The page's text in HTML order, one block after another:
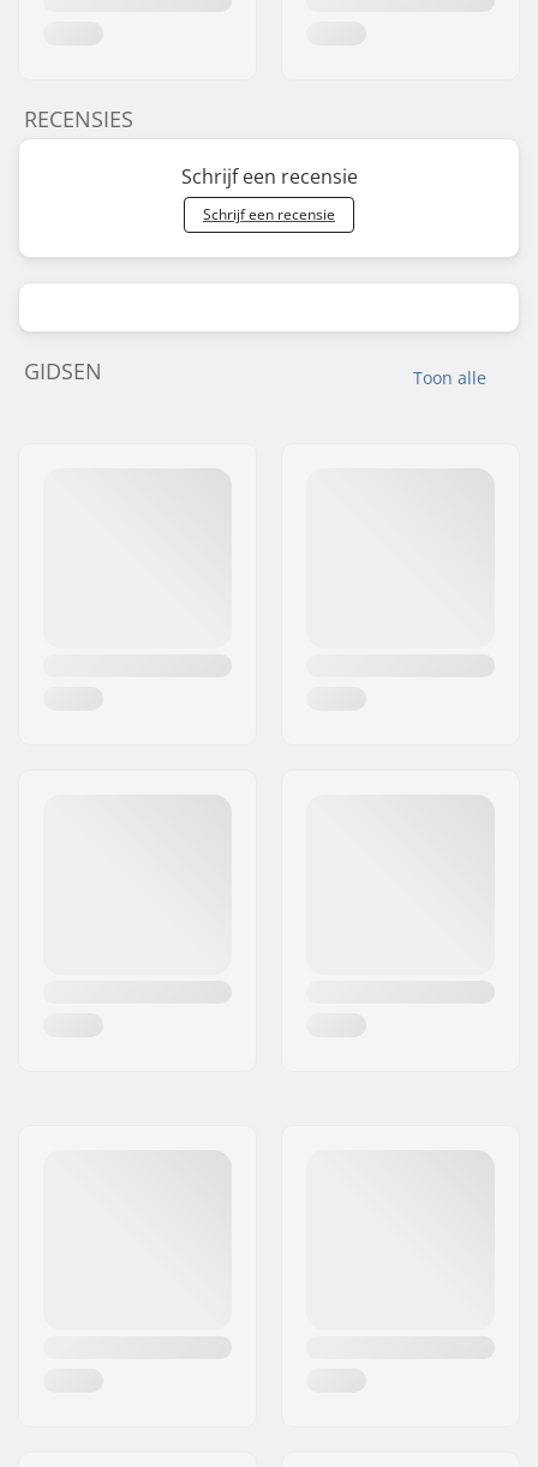
RECENSIES
Schrijf een recensie
Schrijf een recensie
Toon alle
GIDSEN